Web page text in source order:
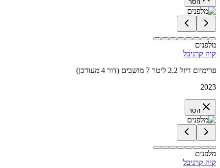
הסר
מלפנים
קיה קרניבל
פרימיום דיזל 2.2 ליטר 7 מושבים (דור 4 מעודכן)
2023
הסר
מלפנים
קיה קרניבל